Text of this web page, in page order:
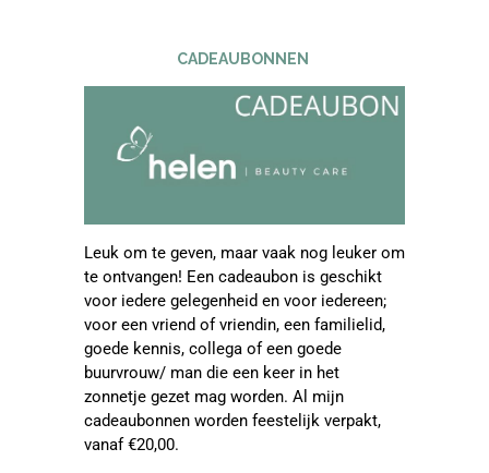
CADEAUBONNEN
Leuk om te geven, maar vaak nog leuker om
te ontvangen! Een cadeaubon is geschikt
voor iedere gelegenheid en voor iedereen;
voor een vriend of vriendin, een familielid,
goede kennis, collega of een goede
buurvrouw/ man die een keer in het
zonnetje gezet mag worden. Al mijn
cadeaubonnen worden feestelijk verpakt,
vanaf €20,00.